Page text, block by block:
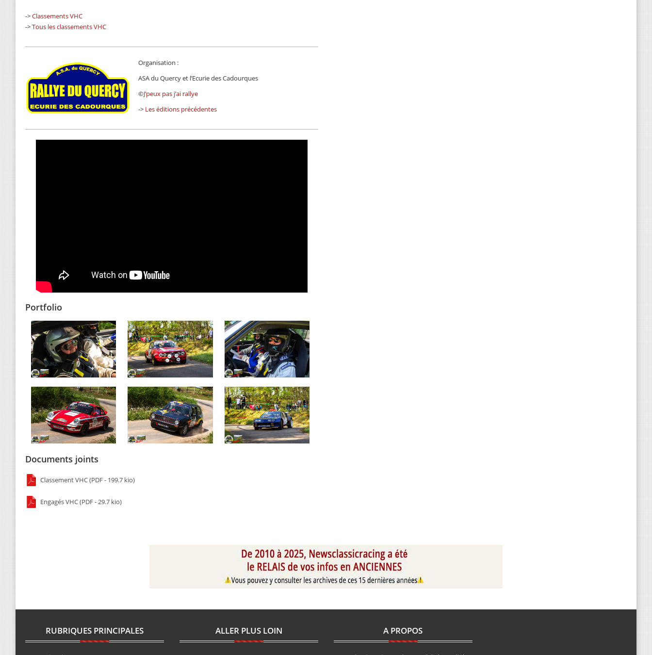
->Classements VHC
->Tous les classements VHC
Organisation :
ASA du Quercy et l’Ecurie des Cadourques
©J’peux pas j’ai rallye
-> Les éditions précédentes
Portfolio
Documents joints
Classement VHC (PDF - 199.7 kio)
Engagés VHC (PDF - 29.7 kio)
RUBRIQUES PRINCIPALES ALLER PLUS LOIN A PROPOS